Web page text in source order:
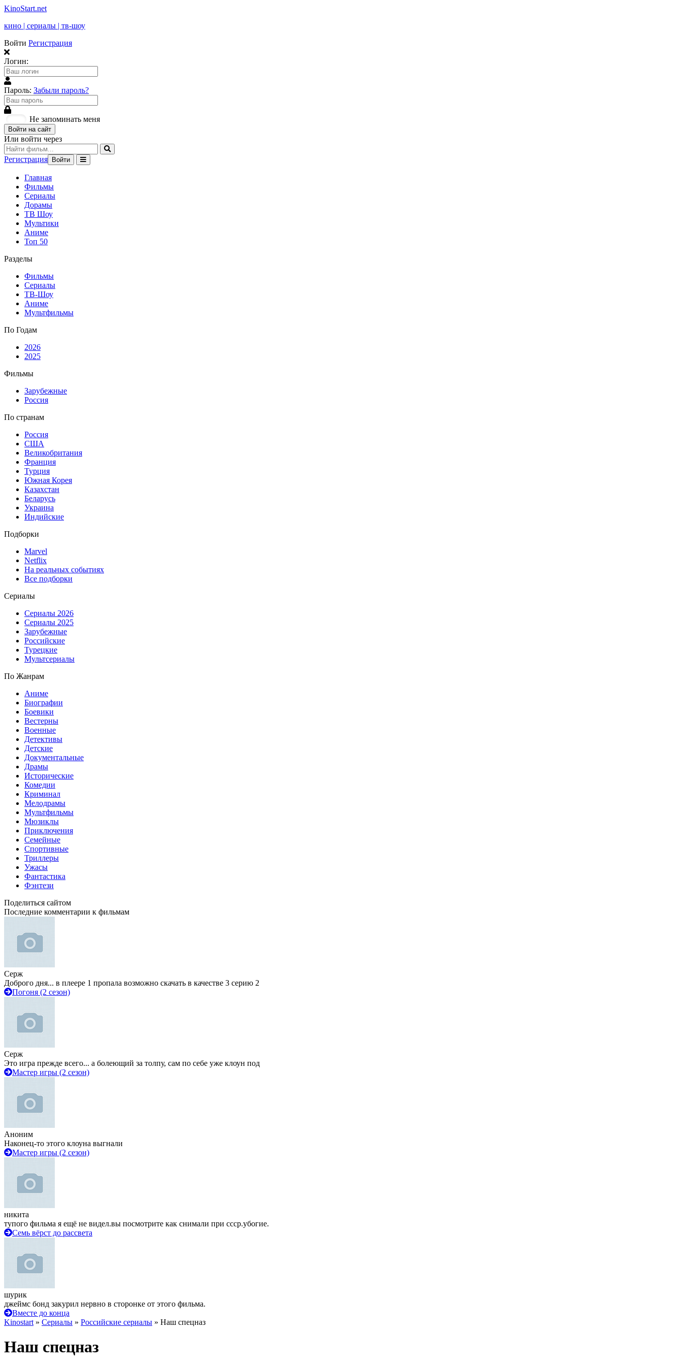
KinoStart.net
кино | сериалы | тв-шоу
Войти Регистрация
Логин:
Пароль: Забыли пароль?
Не запоминать меня
Войти на сайт
Или войти через
Регистрация Войти
Главная
Фильмы
Сериалы
Дорамы
ТВ Шоу
Мультики
Аниме
Топ 50
Разделы
Фильмы
Сериалы
ТВ-Шоу
Аниме
Мультфильмы
По Годам
2026
2025
Фильмы
Зарубежные
Россия
По странам
Россия
США
Великобритания
Франция
Турция
Южная Корея
Казахстан
Беларусь
Украина
Индийские
Подборки
Marvel
Netflix
На реальных событиях
Все подборки
Сериалы
Сериалы 2026
Сериалы 2025
Зарубежные
Российские
Турецкие
Мультсериалы
По Жанрам
Аниме
Биографии
Боевики
Вестерны
Военные
Детективы
Детские
Документальные
Драмы
Исторические
Комедии
Криминал
Мелодрамы
Мультфильмы
Мюзиклы
Приключения
Семейные
Спортивные
Триллеры
Ужасы
Фантастика
Фэнтези
Поделиться сайтом
Последние комментарии к фильмам
Серж
Доброго дня... в плеере 1 пропала возможно скачать в качестве 3 серию 2
Погоня (2 сезон)
Серж
Это игра прежде всего... а болеющий за толпу, сам по себе уже клоун под
Мастер игры (2 сезон)
Аноним
Наконец-то этого клоуна выгнали
Мастер игры (2 сезон)
никита
тупого фильма я ещё не видел.вы посмотрите как снимали при ссср.убогие.
Семь вёрст до рассвета
шурик
джеймс бонд закурил нервно в сторонке от этого фильма.
Вместе до конца
Kinostart » Сериалы » Российские сериалы » Наш спецназ
Наш спецназ